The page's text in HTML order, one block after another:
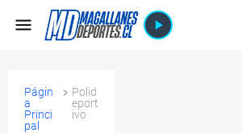
Págin
a
Princi
pal
Polid
eport
ivo